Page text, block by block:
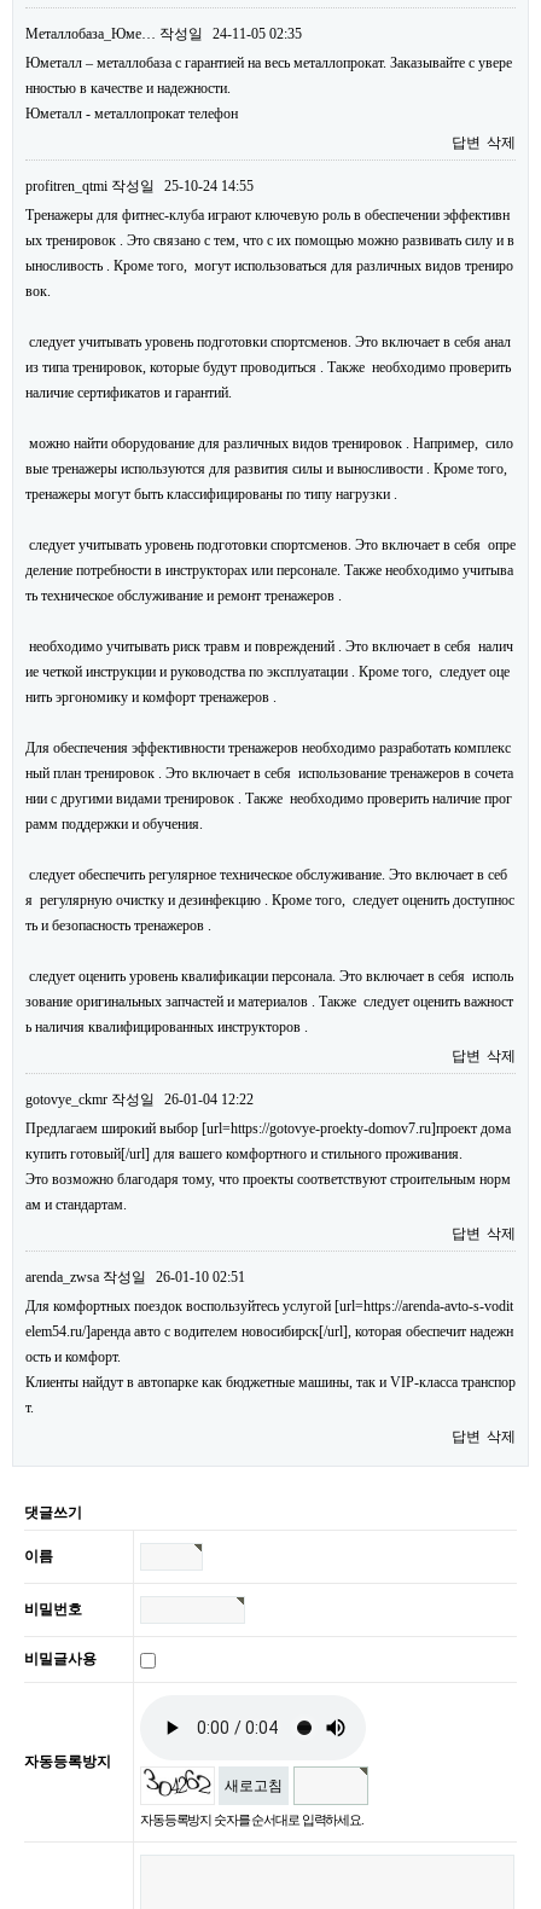
Металлобаза_Юме… 작성일
24-11-05 02:35
Юметалл – металлобаза с гарантией на весь металлопрокат. Заказывайте с увере
нностью в качестве и надежности.
Юметалл - металлопрокат телефон
답변 삭제
profitren_qtmi 작성일
25-10-24 14:55
Тренажеры для фитнес-клуба играют ключевую роль в обеспечении эффективн
ых тренировок . Это связано с тем, что с их помощью можно развивать силу и в
ыносливость . Кроме того, могут использоваться для различных видов трениро
вок.
следует учитывать уровень подготовки спортсменов. Это включает в себя анал
из типа тренировок, которые будут проводиться . Также необходимо проверить
наличие сертификатов и гарантий.
можно найти оборудование для различных видов тренировок . Например, сило
вые тренажеры используются для развития силы и выносливости . Кроме того,
тренажеры могут быть классифицированы по типу нагрузки .
следует учитывать уровень подготовки спортсменов. Это включает в себя опре
деление потребности в инструкторах или персонале. Также необходимо учитыва
ть техническое обслуживание и ремонт тренажеров .
необходимо учитывать риск травм и повреждений . Это включает в себя налич
ие четкой инструкции и руководства по эксплуатации . Кроме того, следует оце
нить эргономику и комфорт тренажеров .
Для обеспечения эффективности тренажеров необходимо разработать комплекс
ный план тренировок . Это включает в себя использование тренажеров в сочета
нии с другими видами тренировок . Также необходимо проверить наличие прог
рамм поддержки и обучения.
следует обеспечить регулярное техническое обслуживание. Это включает в себ
я регулярную очистку и дезинфекцию . Кроме того, следует оценить доступнос
ть и безопасность тренажеров .
следует оценить уровень квалификации персонала. Это включает в себя исполь
зование оригинальных запчастей и материалов . Также следует оценить важност
ь наличия квалифицированных инструкторов .
답변 삭제
gotovye_ckmr 작성일
26-01-04 12:22
Предлагаем широкий выбор [url=https://gotovye-proekty-domov7.ru]проект дома
купить готовый[/url] для вашего комфортного и стильного проживания.
Это возможно благодаря тому, что проекты соответствуют строительным норм
ам и стандартам.
답변 삭제
arenda_zwsa 작성일
26-01-10 02:51
Для комфортных поездок воспользуйтесь услугой [url=https://arenda-avto-s-vodit
elem54.ru/]аренда авто с водителем новосибирск[/url], которая обеспечит надежн
ость и комфорт.
Клиенты найдут в автопарке как бюджетные машины, так и VIP-класса транспор
т.
답변 삭제
댓글쓰기
이름
비밀번호
비밀글사용
자동등록방지
새로고침
자동등록방지 숫자를 순서대로 입력하세요.